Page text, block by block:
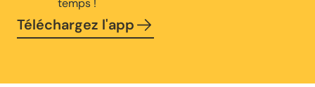
temps !
Téléchargez l'app